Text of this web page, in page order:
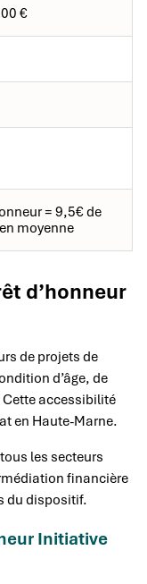
€
= 9,5€ de
moyenne
d’honneur
de projets de
d’âge, de
accessibilité
en Haute-Marne.
les secteurs
financière
du dispositif.
Initiative